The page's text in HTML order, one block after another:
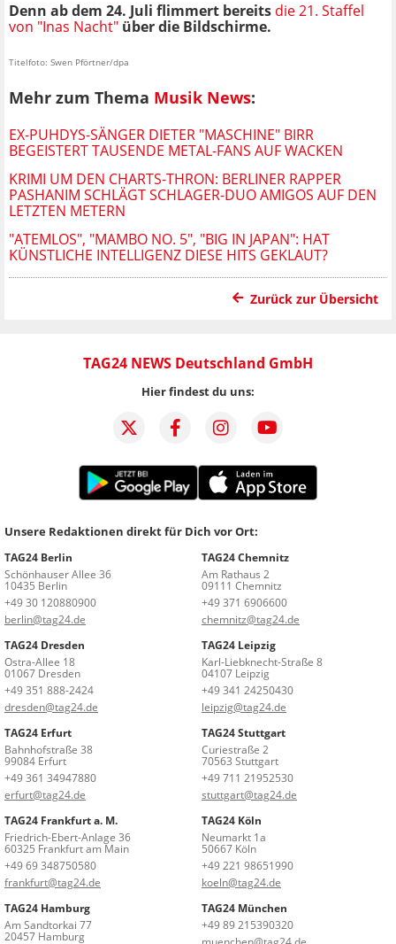
Denn ab dem 24. Juli flimmert bereits die 21. Staffel
von "Inas Nacht" über die Bildschirme.
Titelfoto: Swen Pförtner/dpa
Mehr zum Thema Musik News:
EX-PUHDYS-SÄNGER DIETER "MASCHINE" BIRR
BEGEISTERT TAUSENDE METAL-FANS AUF WACKEN
KRIMI UM DEN CHARTS-THRON: BERLINER RAPPER
PASHANIM SCHLÄGT SCHLAGER-DUO AMIGOS AUF DEN
LETZTEN METERN
"ATEMLOS", "MAMBO NO. 5", "BIG IN JAPAN": HAT
KÜNSTLICHE INTELLIGENZ DIESE HITS GEKLAUT?
Zurück zur Übersicht
TAG24 NEWS Deutschland GmbH
Hier findest du uns:
Unsere Redaktionen direkt für Dich vor Ort:
TAG24 Berlin
Schönhauser Allee 36
10435 Berlin
+49 30 120880900
berlin@tag24.de
TAG24 Chemnitz
Am Rathaus 2
09111 Chemnitz
+49 371 6906600
chemnitz@tag24.de
TAG24 Dresden
Ostra-Allee 18
01067 Dresden
+49 351 888-2424
dresden@tag24.de
TAG24 Leipzig
Karl-Liebknecht-Straße 8
04107 Leipzig
+49 341 24250430
leipzig@tag24.de
TAG24 Erfurt
Bahnhofstraße 38
99084 Erfurt
+49 361 34947880
erfurt@tag24.de
TAG24 Stuttgart
Curiestraße 2
70563 Stuttgart
+49 711 21952530
stuttgart@tag24.de
TAG24 Frankfurt a. M.
Friedrich-Ebert-Anlage 36
60325 Frankfurt am Main
+49 69 348750580
frankfurt@tag24.de
TAG24 Köln
Neumarkt 1a
50667 Köln
+49 221 98651990
koeln@tag24.de
TAG24 Hamburg
Am Sandtorkai 77
20457 Hamburg
TAG24 München
+49 89 215390320